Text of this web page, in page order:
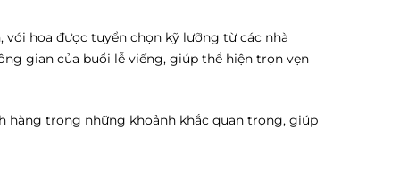
hoa được tuyển chọn kỹ lưỡng từ các nhà
gian của buổi lễ viếng, giúp thể hiện trọn vẹn
hàng trong những khoảnh khắc quan trọng, giúp